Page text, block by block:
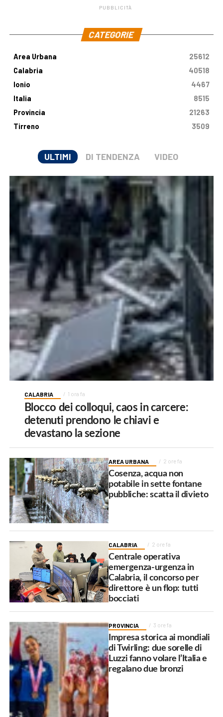
PUBBLICITÀ
CATEGORIE
Area Urbana
25612
Calabria
40518
Ionio
4467
Italia
8515
Provincia
21263
Tirreno
3509
ULTIMI DI TENDENZA VIDEO
CALABRIA 1 ora fa
Blocco dei colloqui, caos in carcere:
detenuti prendono le chiavi e
devastano la sezione
AREA URBANA 2 ore fa
Cosenza, acqua non
potabile in sette fontane
pubbliche: scatta il divieto
CALABRIA 2 ore fa
Centrale operativa
emergenza-urgenza in
Calabria, il concorso per
direttore è un flop: tutti
bocciati
PROVINCIA 3 ore fa
Impresa storica ai mondiali
di Twirling: due sorelle di
Luzzi fanno volare l’Italia e
regalano due bronzi